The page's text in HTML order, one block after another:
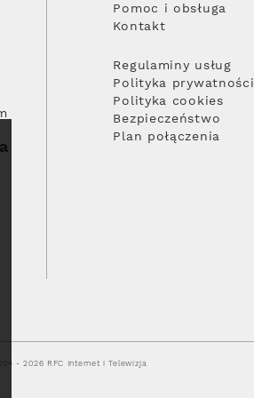
Pomoc i obsługa
Kontakt
Regulaminy usług
Polityka prywatności
Polityka cookies
Bezpieczeństwo
Plan połączenia
- 2026 RFC Internet i Telewizja